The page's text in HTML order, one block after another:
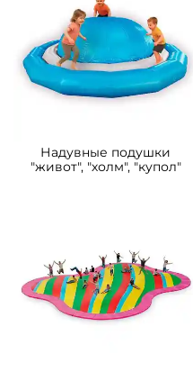
Надувные подушки
"живот", "холм", "купол"